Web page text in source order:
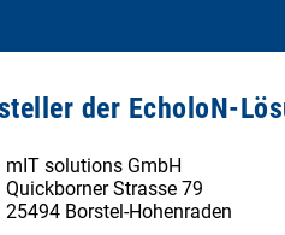
der EcholoN-
mIT solutions GmbH
Quickborner Strasse 79
25494 Borstel-Hohenraden